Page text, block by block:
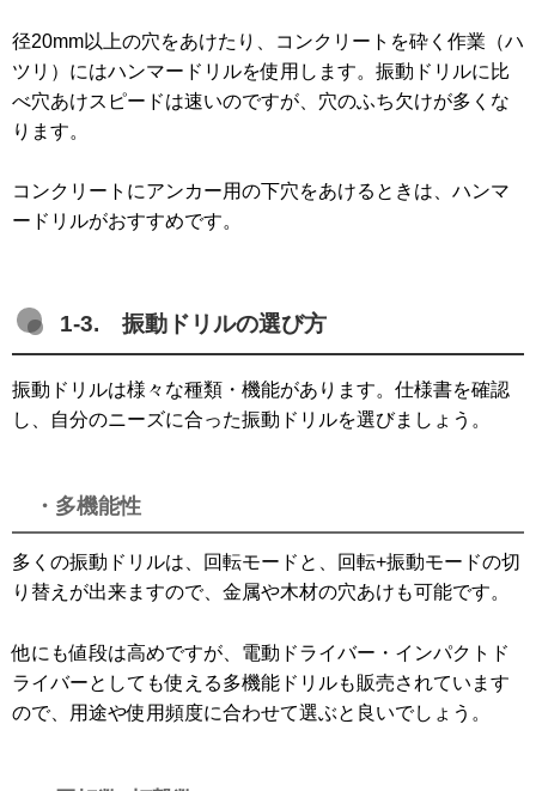
径20mm以上の穴をあけたり、コンクリートを砕く作業（ハ
ツリ）にはハンマードリルを使用します。振動ドリルに比
べ穴あけスピードは速いのですが、穴のふち欠けが多くな
ります。
コンクリートにアンカー用の下穴をあけるときは、ハンマ
ードリルがおすすめです。
1-3. 振動ドリルの選び方
振動ドリルは様々な種類・機能があります。仕様書を確認
し、自分のニーズに合った振動ドリルを選びましょう。
・多機能性
多くの振動ドリルは、回転モードと、回転+振動モードの切
り替えが出来ますので、金属や木材の穴あけも可能です。
他にも値段は高めですが、電動ドライバー・インパクトド
ライバーとしても使える多機能ドリルも販売されています
ので、用途や使用頻度に合わせて選ぶと良いでしょう。